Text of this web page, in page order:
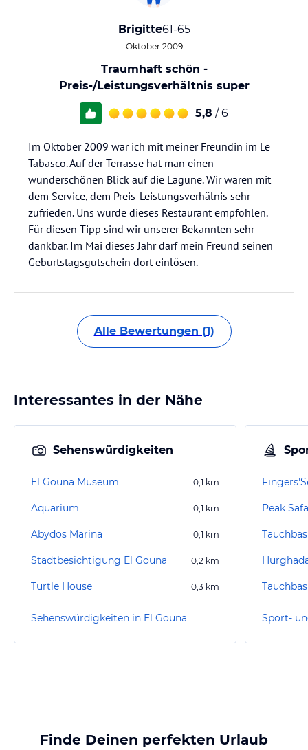
Brigitte61-65
Oktober 2009
Traumhaft schön -
Preis-/Leistungsverhältnis super
5,8 / 6
Im Oktober 2009 war ich mit meiner Freundin im Le
Tabasco. Auf der Terrasse hat man einen
wunderschönen Blick auf die Lagune. Wir waren mit
dem Service, dem Preis-Leistungsverhälnis sehr
zufrieden. Uns wurde dieses Restaurant empfohlen.
Für diesen Tipp sind wir unserer Bekannten sehr
dankbar. Im Mai dieses Jahr darf mein Freund seinen
Geburtstagsgutschein dort einlösen.
Alle Bewertungen (1)
Interessantes in der Nähe
Sehenswürdigkeiten
El Gouna Museum 0,1 km
Aquarium 0,1 km
Abydos Marina 0,1 km
Stadtbesichtigung El Gouna 0,2 km
Turtle House 0,3 km
Sehenswürdigkeiten in El Gouna
Peak
Finde Deinen perfekten Urlaub